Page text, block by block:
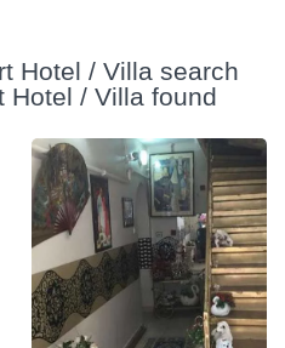
Hotel / Villa search
Hotel / Villa found